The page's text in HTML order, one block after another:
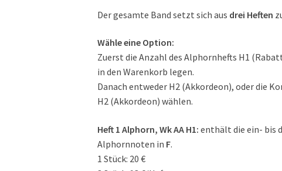
Der gesamte Band setzt sich aus drei Heften
Wähle eine Option:
Zuerst die Anzahl des Alphornhefts H1
in den Warenkorb legen.
Danach entweder H2 (Akkordeon), oder die
H2 (Akkordeon) wählen.
Heft 1 Alphorn, Wk AA H1: enthält die ein- bis
Alphornnoten in F.
1 Stück: 20 €